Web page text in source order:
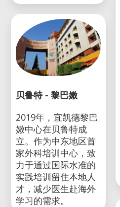
贝鲁特 - 黎巴嫩
2019年，宜凯德黎巴
嫩中心在贝鲁特成
立。作为中东地区首
家外科培训中心，致
力于通过国际水准的
实践培训留住本地人
才，减少医生赴海外
学习的需求。